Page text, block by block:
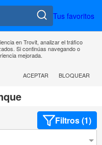
Tus favoritos
en Trovit, analizar el tráfico
Si continúas navegando o
mejorada.
ACEPTAR
BLOQUEAR
Filtros (1)